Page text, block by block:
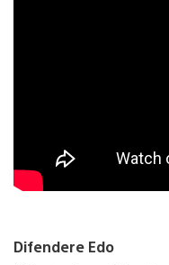
Difendere Edo